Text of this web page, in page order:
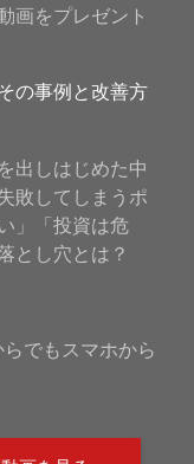
画をプレゼント
の事例と改善方
出しはじめた中
敗してしまうポ
」「投資は危
とし穴とは？
でもスマホから